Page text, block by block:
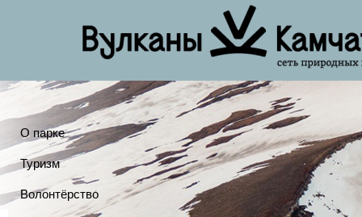
О парке
Туризм
Волонтёрство